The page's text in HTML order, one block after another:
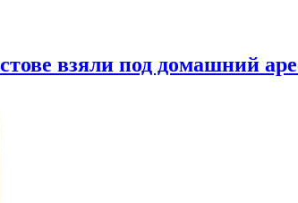
взяли под домашний